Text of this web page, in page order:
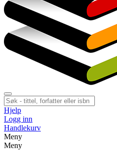
Hjelp
Logg inn
Handlekurv
Meny
Meny